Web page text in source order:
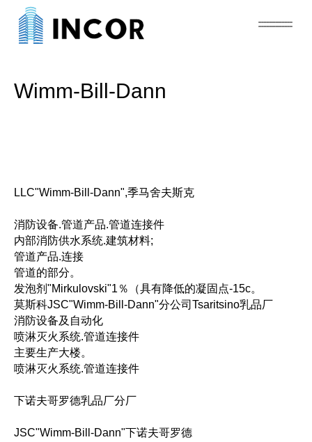
Wimm-Bill-Dann
LLC"Wimm-Bill-Dann",季马舍夫斯克
消防设备.管道产品.管道连接件
内部消防供水系统.建筑材料;
管道产品.连接
管道的部分。
发泡剂"Mirkulovski"1％（具有降低的凝固点-15c。
莫斯科JSC"Wimm-Bill-Dann"分公司Tsaritsino乳品厂
消防设备及自动化
喷淋灭火系统.管道连接件
主要生产大楼。
喷淋灭火系统.管道连接件
下诺夫哥罗德乳品厂分厂
JSC"Wimm-Bill-Dann"下诺夫哥罗德